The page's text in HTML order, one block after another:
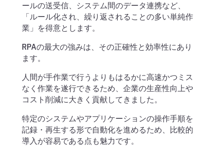
ールの送受信、システム間のデータ連携など、
「ルール化され、繰り返されることの多い単純作
業」を得意とします。
RPAの最大の強みは、その正確性と効率性にあり
ます。
人間が手作業で行うよりもはるかに高速かつミス
なく作業を遂行できるため、企業の生産性向上や
コスト削減に大きく貢献してきました。
特定のシステムやアプリケーションの操作手順を
記録・再生する形で自動化を進めるため、比較的
導入が容易である点も魅力です。